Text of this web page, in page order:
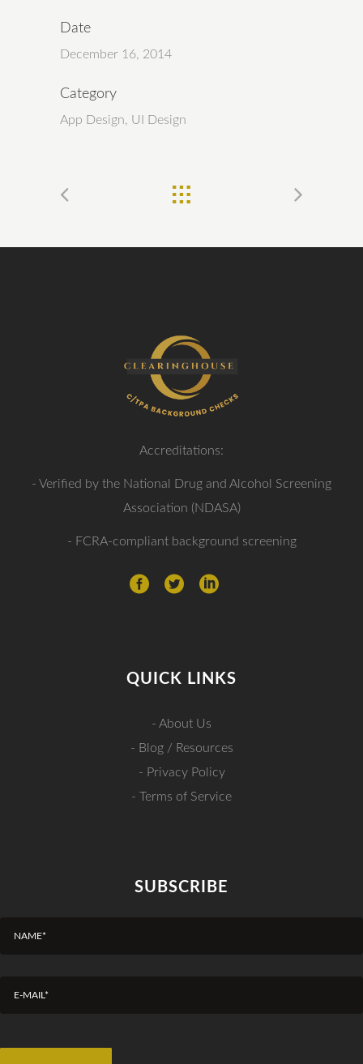
Date
December 16, 2014
Category
App Design, UI Design
Accreditations:
- Verified by the National Drug and Alcohol Screening
Association (NDASA)
- FCRA-compliant background screening
QUICK LINKS
- About Us
- Blog / Resources
- Privacy Policy
- Terms of Service
SUBSCRIBE